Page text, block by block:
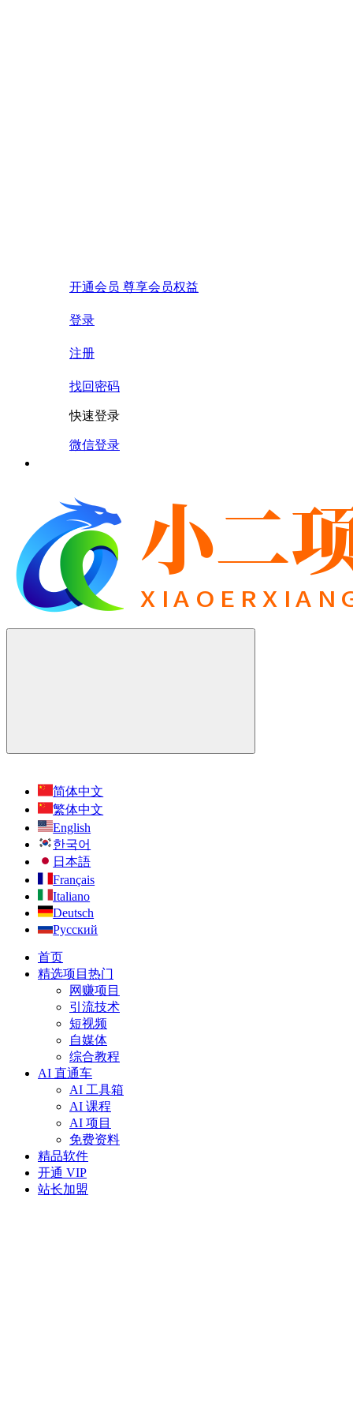
开通会员 尊享会员权益
登录
注册
找回密码
快速登录
微信登录
简体中文
繁体中文
English
한국어
日本語
Français
Italiano
Deutsch
Русский
首页
精选项目 热门
网赚项目
引流技术
短视频
自媒体
综合教程
AI 直通车
AI 工具箱
AI 课程
AI 项目
免费资料
精品软件
开通 VIP
站长加盟